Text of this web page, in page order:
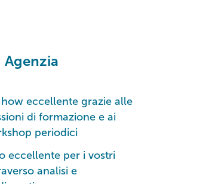
Agenzia
eccellente grazie alle
di formazione e ai
periodici
eccellente per i vostri
analisi e